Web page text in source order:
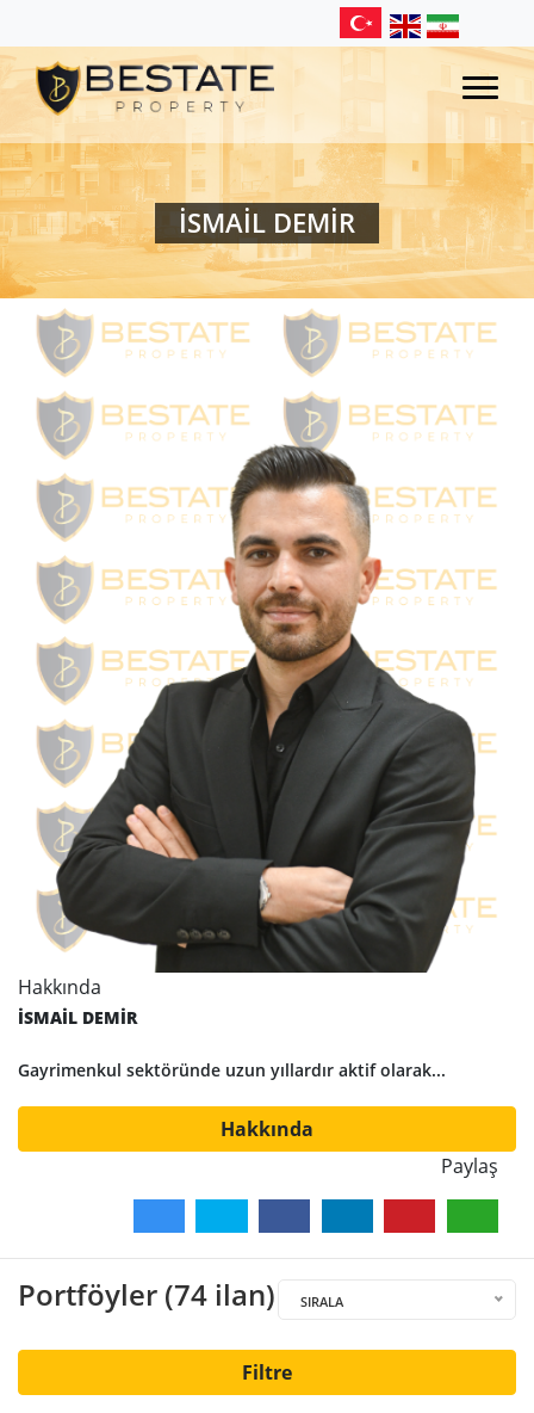
İSMAİL DEMİR
Hakkında
İSMAİL DEMİR
Gayrimenkul sektöründe uzun yıllardır aktif olarak...
Hakkında
Paylaş
Portföyler (74 ilan) SIRALA
Filtre